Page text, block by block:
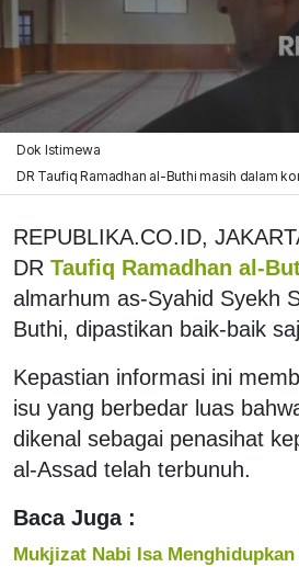
Dok Istimewa
DR Taufiq Ramadhan al-Buthi masih dalam
REPUBLIKA.CO.ID,
DR Taufiq Ramadhan al-
almarhum as-Syahid Syekh
Buthi, dipastikan baik-baik
Kepastian informasi ini
isu yang berbedar luas
dikenal sebagai penasihat
al-Assad telah terbunuh.
Baca Juga :
Mukjizat Nabi Isa